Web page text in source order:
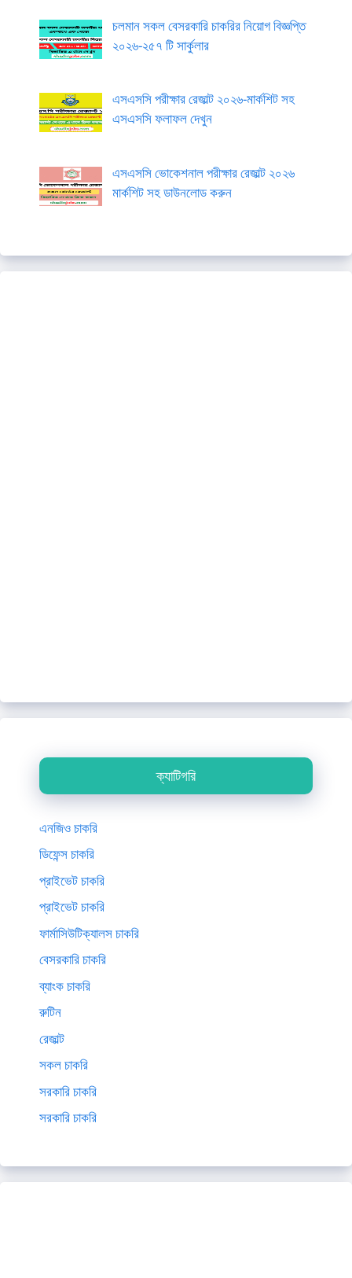
চলমান সকল বেসরকারি চাকরির নিয়োগ বিজ্ঞপ্তি
২০২৬-২৫৭ টি সার্কুলার
এসএসসি পরীক্ষার রেজাল্ট ২০২৬-মার্কশিট সহ
এসএসসি ফলাফল দেখুন
এসএসসি ভোকেশনাল পরীক্ষার রেজাল্ট ২০২৬
মার্কশিট সহ ডাউনলোড করুন
ক্যাটিগরি
এনজিও চাকরি
ডিফেন্স চাকরি
প্রাইভেট চাকরি
প্রাইভেট চাকরি
ফার্মাসিউটিক্যালস চাকরি
বেসরকারি চাকরি
ব্যাংক চাকরি
রুটিন
রেজাল্ট
সকল চাকরি
সরকারি চাকরি
সরকারি চাকরি